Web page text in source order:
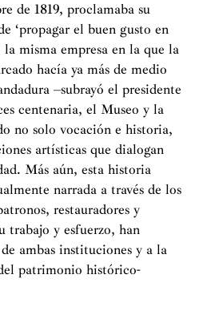
del Prado también honra
pues ambas instituciones
que es bien
presentes. Es una relación
del Prado a través del
VII a esta Academia
aunque finalmente se
una vez ya creado el Museo
explícita por la que sus
entre los académicos
lo que así ha sido
los treinta y un directores
también han sido
de 1819, proclamaba su
‘propagar el buen gusto en
misma empresa en la que la
hacía ya más de medio
–subrayó el presidente
centenaria, el Museo y la
no solo vocación e historia,
artísticas que dialogan
Más aún, esta historia
narrada a través de los
restauradores y
trabajo y esfuerzo, han
ambas instituciones y a la
patrimonio histórico-